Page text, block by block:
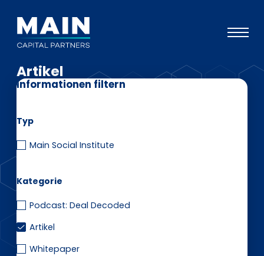
Portfolio
Veranstaltungen
Artikel
Informationen filtern
Typ
Main Social Institute
Kategorie
Podcast: Deal Decoded
Artikel
Whitepaper